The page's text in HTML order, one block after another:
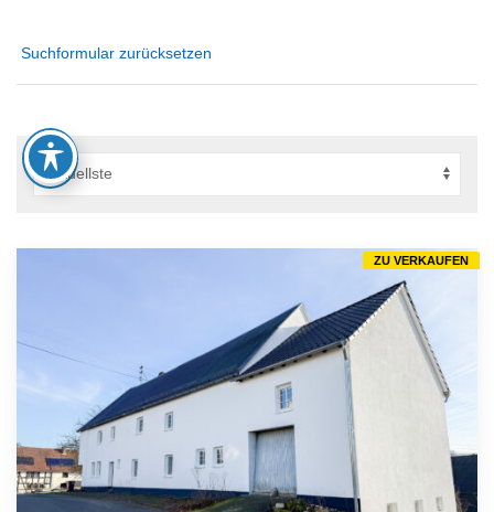
Suchformular zurücksetzen
ZU VERKAUFEN